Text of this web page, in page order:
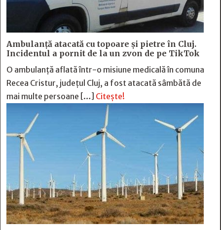
Ambulanță atacată cu topoare și pietre în Cluj.
Incidentul a pornit de la un zvon de pe TikTok
O ambulanță aflată într-o misiune medicală în comuna
Recea Cristur, județul Cluj, a fost atacată sâmbătă de
mai multe persoane […] Citește!